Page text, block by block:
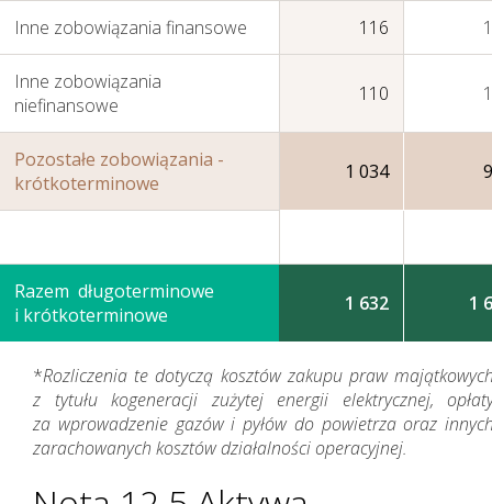
Inne zobowiązania finansowe 116
Inne zobowiązania
niefinansowe
110
Pozostałe zobowiązania -
krótkoterminowe
1 034
Razem długoterminowe
i krótkoterminowe
1 632 1
*Rozliczenia te dotyczą kosztów zakupu praw
z tytułu kogeneracji zużytej energii elektrycznej,
za wprowadzenie gazów i pyłów do powietrza oraz
zarachowanych kosztów działalności operacyjnej.